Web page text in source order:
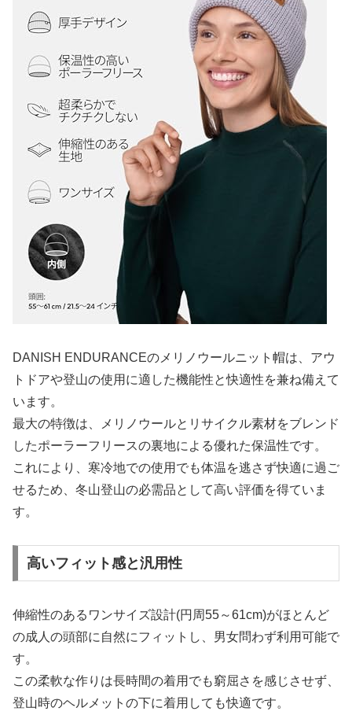
DANISH ENDURANCEのメリノウールニット帽は、アウ
トドアや登山の使用に適した機能性と快適性を兼ね備えて
います。
最大の特徴は、メリノウールとリサイクル素材をブレンド
したポーラーフリースの裏地による優れた保温性です。
これにより、寒冷地での使用でも体温を逃さず快適に過ご
せるため、冬山登山の必需品として高い評価を得ていま
す。
高いフィット感と汎用性
伸縮性のあるワンサイズ設計(円周55～61cm)がほとんど
の成人の頭部に自然にフィットし、男女問わず利用可能で
す。
この柔軟な作りは長時間の着用でも窮屈さを感じさせず、
登山時のヘルメットの下に着用しても快適です。